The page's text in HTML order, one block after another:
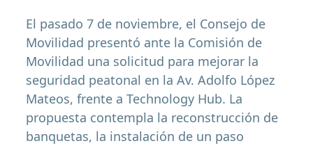
El pasado 7 de noviembre, el Consejo de
Movilidad presentó ante la Comisión de
Movilidad una solicitud para mejorar la
seguridad peatonal en la Av. Adolfo López
Mateos, frente a Technology Hub. La
propuesta contempla la reconstrucción de
banquetas, la instalación de un paso